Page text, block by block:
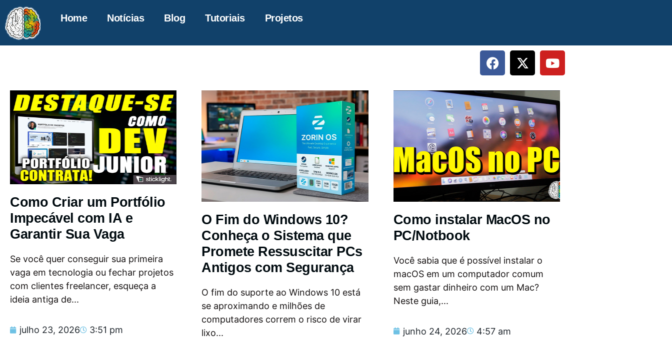
Home Notícias Blog Tutoriais Projetos
Como Criar um Portfólio
Impecável com IA e
Garantir Sua Vaga
Se você quer conseguir sua primeira
vaga em tecnologia ou fechar projetos
com clientes freelancer, esqueça a
ideia antiga de...
julho 23, 2026 3:51 pm
O Fim do Windows 10?
Conheça o Sistema que
Promete Ressuscitar PCs
Antigos com Segurança
O fim do suporte ao Windows 10 está
se aproximando e milhões de
computadores correm o risco de virar
lixo...
Como instalar MacOS no
PC/Notbook
Você sabia que é possível instalar o
macOS em um computador comum
sem gastar dinheiro com um Mac?
Neste guia,...
junho 24, 2026 4:57 am